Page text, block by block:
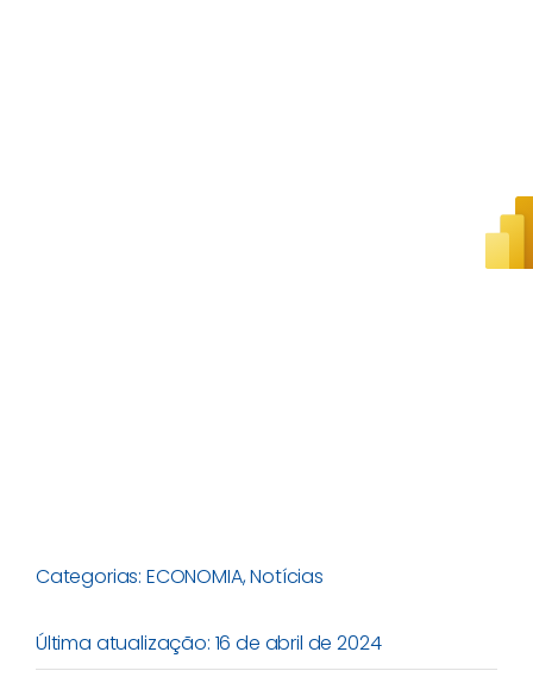
Categorias: ECONOMIA,Notícias
Última atualização: 16 de abril de 2024